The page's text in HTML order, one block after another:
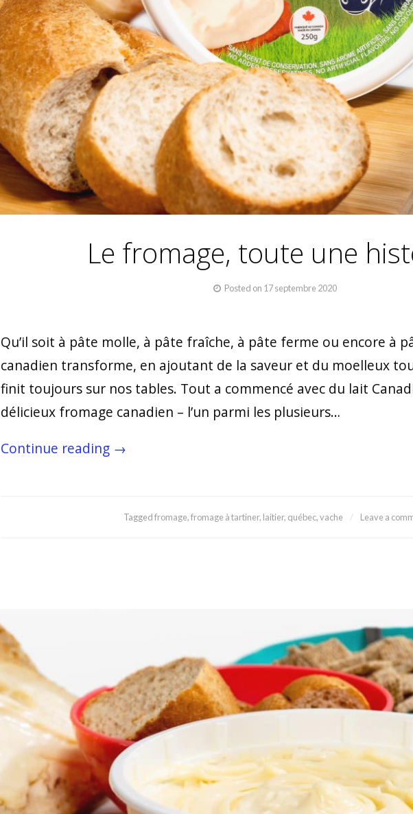
Le fromage, toute une
Posted on 17 septembre 2020
Qu’il soit à pâte molle, à pâte fraîche, à pâte ferme ou encore à
canadien transforme, en ajoutant de la saveur et du moelleux
finit toujours sur nos tables. Tout a commencé avec du lait
délicieux fromage canadien – l’un parmi les plusieurs…
Continue reading →
Taggedfromage,fromage à tartiner, laitier, québec,vache Leave a